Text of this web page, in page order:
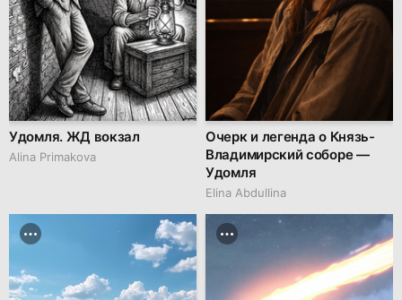
Удомля. ЖД вокзал
Alina Primakova
Очерк и легенда о Князь-
Владимирский соборе —
Удомля
Elina Abdullina